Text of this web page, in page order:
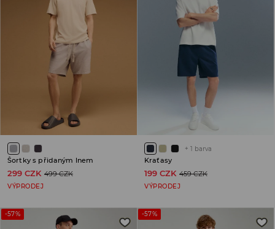
Šortky s přidaným lnem
299 CZK 499 CZK
VÝPRODEJ
+ 1 barva
Kraťasy
199 CZK 459 CZK
VÝPRODEJ
-57% -57%